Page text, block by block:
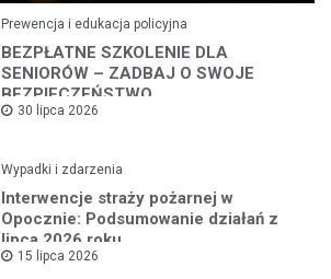
Prewencja i edukacja policyjna
BEZPŁATNE SZKOLENIE DLA
SENIORÓW – ZADBAJ O SWOJE
BEZPIECZEŃSTWO
30 lipca 2026
Wypadki i zdarzenia
Interwencje straży pożarnej w
Opocznie: Podsumowanie działań z
lipca 2026 roku
15 lipca 2026